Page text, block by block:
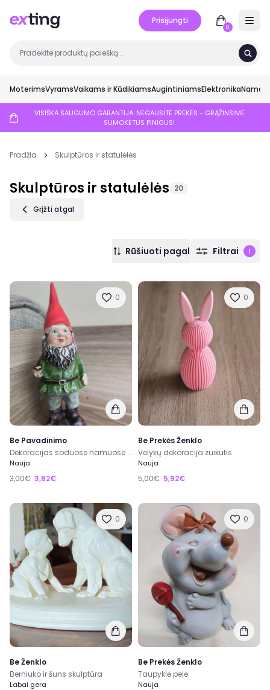
Prisijungti
0
MoterimsVyramsVaikams ir KūdikiamsAugintiniamsElektronikaNamai
VISIŠKA SAUGUMO GARANTIJA: NEGAUSITE PREKĖS - GRĄŽINSIME
SUMOKĖTUS PINIGUS!
Pradžia Skulptūros ir statulėlės
Skulptūros ir statulėlės 20
Grįžti atgal
Rūšiuoti pagal Filtrai 1
0
Be Pavadinimo
Dekoracijas soduose namuose nikštukas 15x5x4
Nauja
3,00€ 3,82€
0
Be Prekės Ženklo
Velykų dekoracija zuikutis
Nauja
5,00€ 5,92€
0
Be Ženklo
Berniuko ir šuns skulptūra
Labai gera
0
Be Prekės Ženklo
Taupyklė pelė
Nauja